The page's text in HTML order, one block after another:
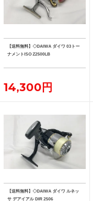
【送料無料】◇DAIWA ダイワ 03トー
ナメントISO Z2500LB
14,300円
【送料無料】◇DAIWA ダイワ ルネッ
サ デアイアル DIR 2506